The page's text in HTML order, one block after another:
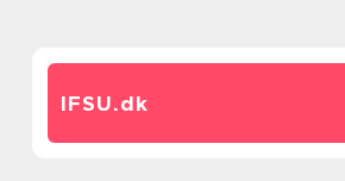
IFSU.dk